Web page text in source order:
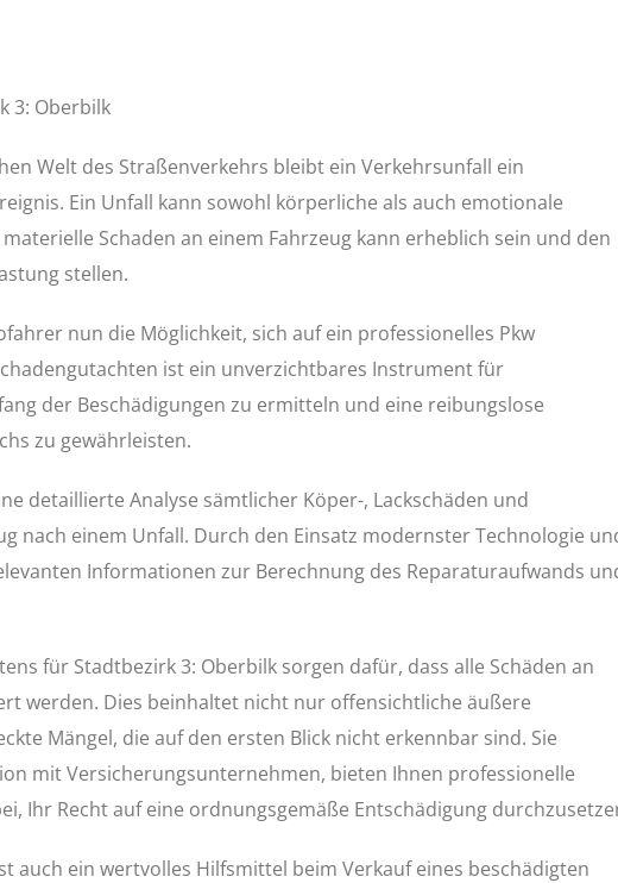
3: Oberbilk
Welt des Straßenverkehrs bleibt ein Verkehrsunfall ein
Ein Unfall kann sowohl körperliche als auch emotionale
Schaden an einem Fahrzeug kann erheblich sein und den
stellen.
nun die Möglichkeit, sich auf ein professionelles Pkw
ist ein unverzichtbares Instrument für
der Beschädigungen zu ermitteln und eine reibungslose
zu gewährleisten.
detaillierte Analyse sämtlicher Köper-, Lackschäden und
nach einem Unfall. Durch den Einsatz modernster Technologie
Informationen zur Berechnung des Reparaturaufwands
für Stadtbezirk 3: Oberbilk sorgen dafür, dass alle Schäden an
werden. Dies beinhaltet nicht nur offensichtliche äußere
Mängel, die auf den ersten Blick nicht erkennbar sind. Sie
mit Versicherungsunternehmen, bieten Ihnen professionelle
Ihr Recht auf eine ordnungsgemäße Entschädigung
auch ein wertvolles Hilfsmittel beim Verkauf eines beschädigten